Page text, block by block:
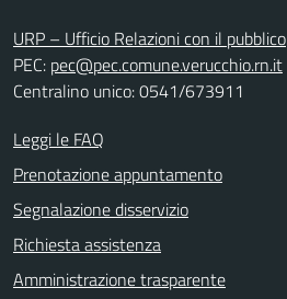
URP – Ufficio Relazioni con il pubblico
PEC: pec@pec.comune.verucchio.rn.it
Centralino unico: 0541/673911
Leggi le FAQ
Prenotazione appuntamento
Segnalazione disservizio
Richiesta assistenza
Amministrazione trasparente